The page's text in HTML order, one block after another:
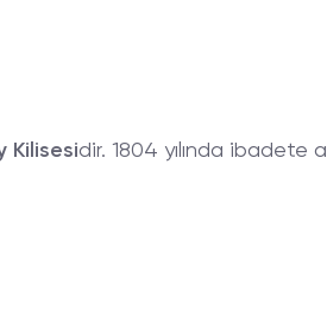
Kilisesidir. 1804 yılında ibadete